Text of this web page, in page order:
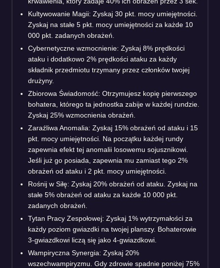
Kultywowanie Magii: Zyskaj 30 pkt. mocy umiejętności.
Zyskaj na stałe 5 pkt. mocy umiejętności za każde 10
000 pkt. zadanych obrażeń.
Cybernetyczne wzmocnienie: Zyskaj 8% prędkości
ataku i dodatkowo 2% prędkości ataku za każdy
składnik przedmiotu trzymany przez członków twojej
drużyny.
Zbiorowa Świadomość: Otrzymujesz kopię pierwszego
bohatera, którego ta jednostka zabije w każdej rundzie.
Zyskaj 25% wzmocnienia obrażeń.
Zaraźliwa Anomalia: Zyskaj 15% obrażeń od ataku i 15
pkt. mocy umiejętności. Na początku każdej rundy
zapewnia efekt tej anomalii losowemu sojusznikowi.
Jeśli już go posiada, zapewnia mu zamiast tego 2%
obrażeń od ataku i 2 pkt. mocy umiejętności.
Rośnij w Siłę: Zyskaj 20% obrażeń od ataku. Zyskaj na
stałe 5% obrażeń od ataku za każde 10 000 pkt.
zadanych obrażeń.
Tytan Pracy Zespołowej: Zyskaj 1% wytrzymałości za
każdy poziom gwiazdki na twojej planszy. Bohaterowie
3-gwiazdkowi liczą się jako 4-gwiazdkowi.
Wampiryczna Synergia: Zyskaj 20%
wszechwampiryzmu. Gdy zdrowie spadnie poniżej 75%